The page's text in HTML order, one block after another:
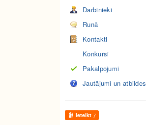
Darbinieki
Runā
Kontakti
Konkursi
Pakalpojumi
Jautājumi un atbildes
Ieteikt 7